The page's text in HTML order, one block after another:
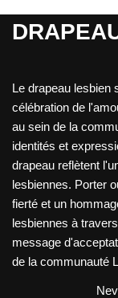
Le drapeau lesbien
célébration de
au sein de la
identités et
drapeau reflètent
lesbiennes. Porter
fierté et un
lesbiennes à
message
de la communauté